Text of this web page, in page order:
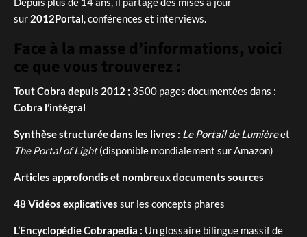
sur 2012Portal, conférences et interviews.
Face à la masse d’informations, voici
ce que vous trouverez :
Tout Cobra depuis 2012 ; 3500 pages documentées dans :
Cobra l’intégral
Synthèse structurée dans les livres : Le Portail de Lumièreet
The Portal of Light(disponible mondialement sur Amazon)
Articles approfondis et nombreux documents sources
48 Vidéos explicatives sur les concepts phares
L’Encyclopédie Cobrapedia : Un glossaire bilingue massif de